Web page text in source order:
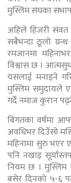
मुस्लिम संघका
अहिले हिजरी संवत
सबैभन्दा ठूलो
रमजानमा
विश्वास छ ।
यसलाई मनाइने
मुस्लिम समुदायले
गर्दे नमाज कुरान
बिगतका वर्षमा
अवधिभर दिउँसो
महिनामा सुरु भएर
पनि नखाइ
नियम छ । मुस्लिम
बसेर दिनको ५-६